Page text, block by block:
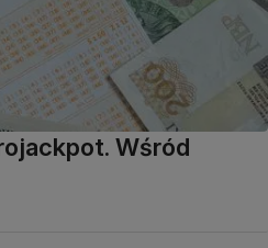
Wśród